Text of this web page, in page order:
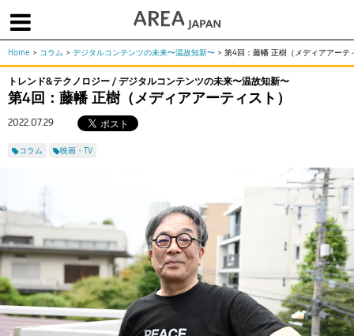
体験版で始める 学生向け無償版 ソフトを購入
About us | フォーラム | お問合せ | メールマガジン
Columns
プロダクト
Products
求人
Jobs
注目のキーワード
インディー版
3DCGとは
ゲーム開発
建築・製造
アニメ
教育機関・学生
Flow Production Tracking（旧ShotGrid）
Home > コラム > デジタルコンテンツの未来〜温故知新〜 > 第4回：藤幡 正樹（メディアアーテ
トレンド&テクノロジー / デジタルコンテンツの未来〜温故知新〜
第4回：藤幡 正樹（メディアアーティスト）
2022.07.29
コラム 映画・TV